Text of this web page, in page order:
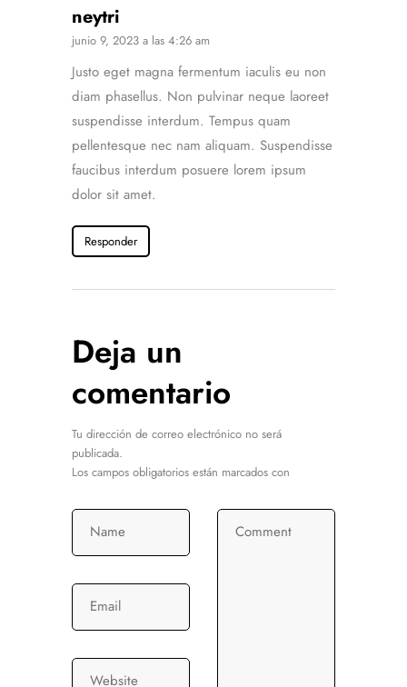
neytri
junio 9, 2023 a las 4:26 am
Justo eget magna fermentum iaculis eu non
diam phasellus. Non pulvinar neque laoreet
suspendisse interdum. Tempus quam
pellentesque nec nam aliquam. Suspendisse
faucibus interdum posuere lorem ipsum
dolor sit amet.
Responder
Deja un
comentario
Tu dirección de correo electrónico no será
publicada.
Los campos obligatorios están marcados con
Comment
Name
Email
Website